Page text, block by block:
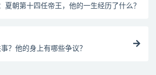
夏朝第十四任帝王，他的一生经历了什么？
？他的身上有哪些争议？